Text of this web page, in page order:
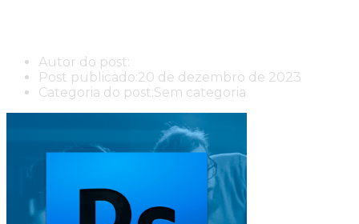
Autor do post:
Post publicado:20 de dezembro de 2023
Categoria do post:Sem categoria